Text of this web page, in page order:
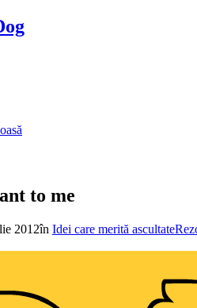
to me
2012în Idei care merită ascultate